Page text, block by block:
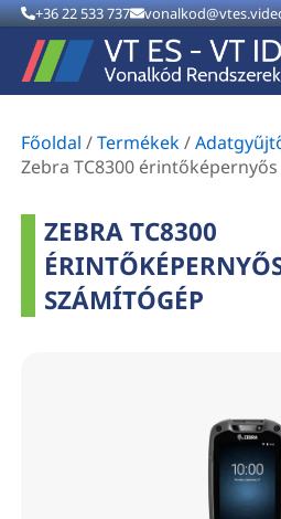
+36 22 533 737
Főoldal /Termékek/
Zebra TC8300
ZEBRA TC8300
SZÁMÍTÓGÉP